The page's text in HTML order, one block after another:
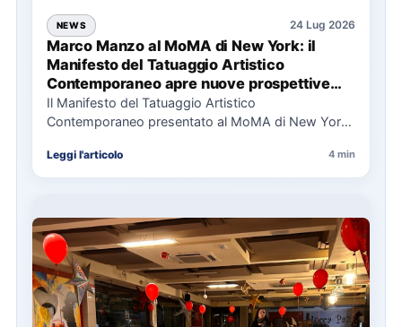
NEWS 24 Lug 2026
Marco Manzo al MoMA di New York: il
Manifesto del Tatuaggio Artistico
Contemporaneo apre nuove prospettive
per il collezionismo
Il Manifesto del Tatuaggio Artistico
Contemporaneo presentato al MoMA di New York
Leggi l'articolo 4 min